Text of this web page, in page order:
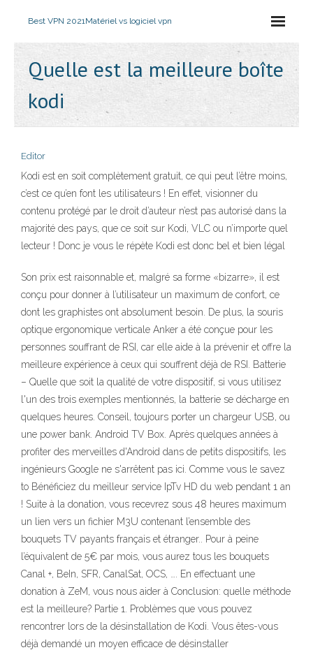
Best VPN 2021Matériel vs logiciel vpn
Quelle est la meilleure boîte
kodi
Editor
Kodi est en soit complètement gratuit, ce qui peut l’être moins,
c’est ce qu’en font les utilisateurs ! En effet, visionner du
contenu protégé par le droit d’auteur n’est pas autorisé dans la
majorité des pays, que ce soit sur Kodi, VLC ou n’importe quel
lecteur ! Donc je vous le répète Kodi est donc bel et bien légal
Son prix est raisonnable et, malgré sa forme «bizarre», il est
conçu pour donner à l’utilisateur un maximum de confort, ce
dont les graphistes ont absolument besoin. De plus, la souris
optique ergonomique verticale Anker a été conçue pour les
personnes souffrant de RSI, car elle aide à la prévenir et offre la
meilleure expérience à ceux qui souffrent déjà de RSI. Batterie
– Quelle que soit la qualité de votre dispositif, si vous utilisez
l'un des trois exemples mentionnés, la batterie se décharge en
quelques heures. Conseil, toujours porter un chargeur USB, ou
une power bank. Android TV Box. Après quelques années à
profiter des merveilles d'Android dans de petits dispositifs, les
ingénieurs Google ne s'arrêtent pas ici. Comme vous le savez
to Bénéficiez du meilleur service IpTv HD du web pendant 1 an
! Suite à la donation, vous recevrez sous 48 heures maximum
un lien vers un fichier M3U contenant l’ensemble des
bouquets TV payants français et étranger.. Pour à peine
l’équivalent de 5€ par mois, vous aurez tous les bouquets
Canal +, BeIn, SFR, CanalSat, OCS, …. En effectuant une
donation à ZeM, vous nous aider à Conclusion: quelle méthode
est la meilleure? Partie 1. Problèmes que vous pouvez
rencontrer lors de la désinstallation de Kodi. Vous êtes-vous
déjà demandé un moyen efficace de désinstaller